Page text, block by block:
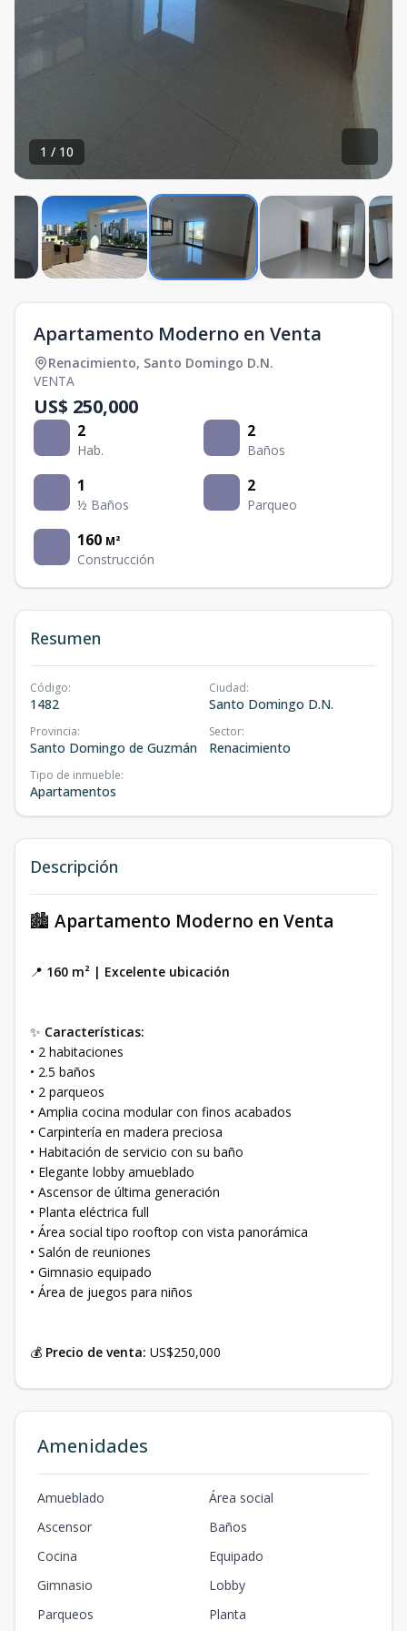
1 / 10
Apartamento Moderno en Venta
Renacimiento, Santo Domingo D.N.
VENTA
US$ 250,000
2
Hab.
2
Baños
1
½ Baños
2
Parqueo
160 M²
Construcción
Resumen
Código:
1482
Ciudad:
Santo Domingo D.N.
Provincia:
Santo Domingo de Guzmán
Sector:
Renacimiento
Tipo de inmueble:
Apartamentos
Descripción
🏙️ Apartamento Moderno en Venta
📍 160 m² | Excelente ubicación
✨ Características:
• 2 habitaciones
• 2.5 baños
• 2 parqueos
• Amplia cocina modular con finos acabados
• Carpintería en madera preciosa
• Habitación de servicio con su baño
• Elegante lobby amueblado
• Ascensor de última generación
• Planta eléctrica full
• Área social tipo rooftop con vista panorámica
• Salón de reuniones
• Gimnasio equipado
• Área de juegos para niños
💰 Precio de venta: US$250,000
Amenidades
Amueblado
Área social
Ascensor
Baños
Cocina
Equipado
Gimnasio
Lobby
Parqueos
Planta